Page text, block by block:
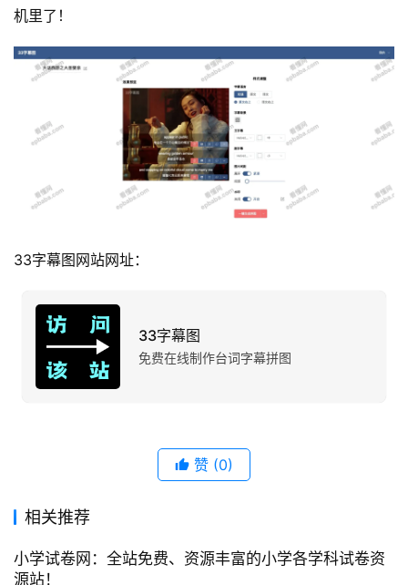
机里了！
33字幕图网站网址：
33字幕图
免费在线制作台词字幕拼图
赞 (0)
相关推荐
小学试卷网：全站免费、资源丰富的小学各学科试卷资
源站！